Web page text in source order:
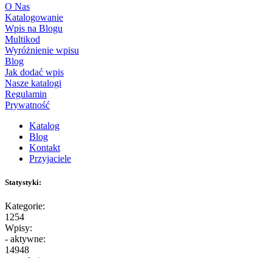
O Nas
Katalogowanie
Wpis na Blogu
Multikod
Wyróżnienie wpisu
Blog
Jak dodać wpis
Nasze katalogi
Regulamin
Prywatność
Katalog
Blog
Kontakt
Przyjaciele
Statystyki:
Kategorie:
1254
Wpisy:
- aktywne:
14948